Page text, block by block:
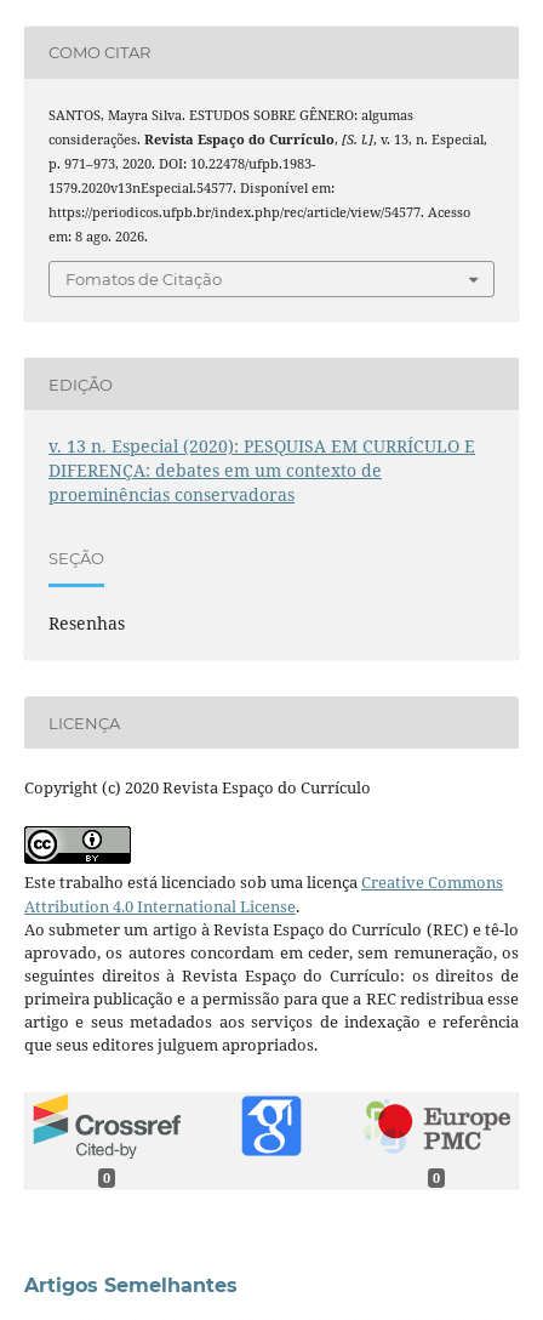
COMO CITAR
SANTOS, Mayra Silva. ESTUDOS SOBRE GÊNERO: algumas
considerações. Revista Espaço do Currículo, [S. l.], v. 13, n. Especial,
p. 971–973, 2020. DOI: 10.22478/ufpb.1983-
1579.2020v13nEspecial.54577. Disponível em:
https://periodicos.ufpb.br/index.php/rec/article/view/54577. Acesso
em: 8 ago. 2026.
Fomatos de Citação
EDIÇÃO
v. 13 n. Especial (2020): PESQUISA EM CURRÍCULO E
DIFERENÇA: debates em um contexto de
proeminências conservadoras
SEÇÃO
Resenhas
LICENÇA
Copyright (c) 2020 Revista Espaço do Currículo
Este trabalho está licenciado sob uma licençaCreative Commons
Attribution 4.0 International License.
Ao submeter um artigo à Revista Espaço do Currículo (REC) e tê-lo
aprovado, os autores concordam em ceder, sem remuneração, os
seguintes direitos à Revista Espaço do Currículo: os direitos de
primeira publicação e a permissão para que a REC redistribua esse
artigo e seus metadados aos serviços de indexação e referência
que seus editores julguem apropriados.
0 0
Artigos Semelhantes